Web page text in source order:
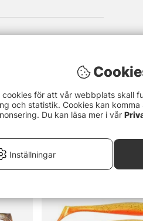
cookies för att vår webbplats skall
och statistik. Cookies kan
Du kan läsa mer i vår
Inställningar